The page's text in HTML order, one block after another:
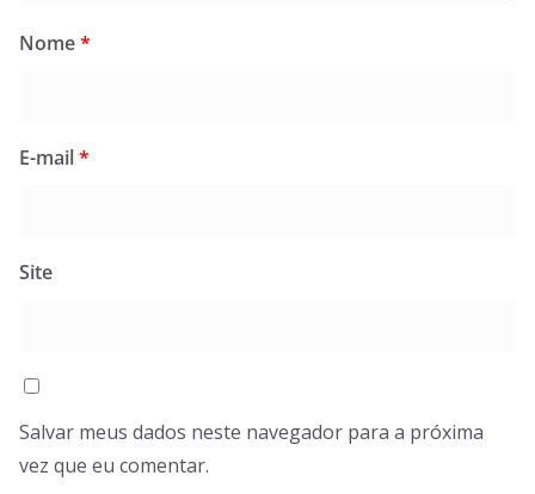
Nome*
E-mail*
Site
Salvar meus dados neste navegador para a próxima
vez que eu comentar.